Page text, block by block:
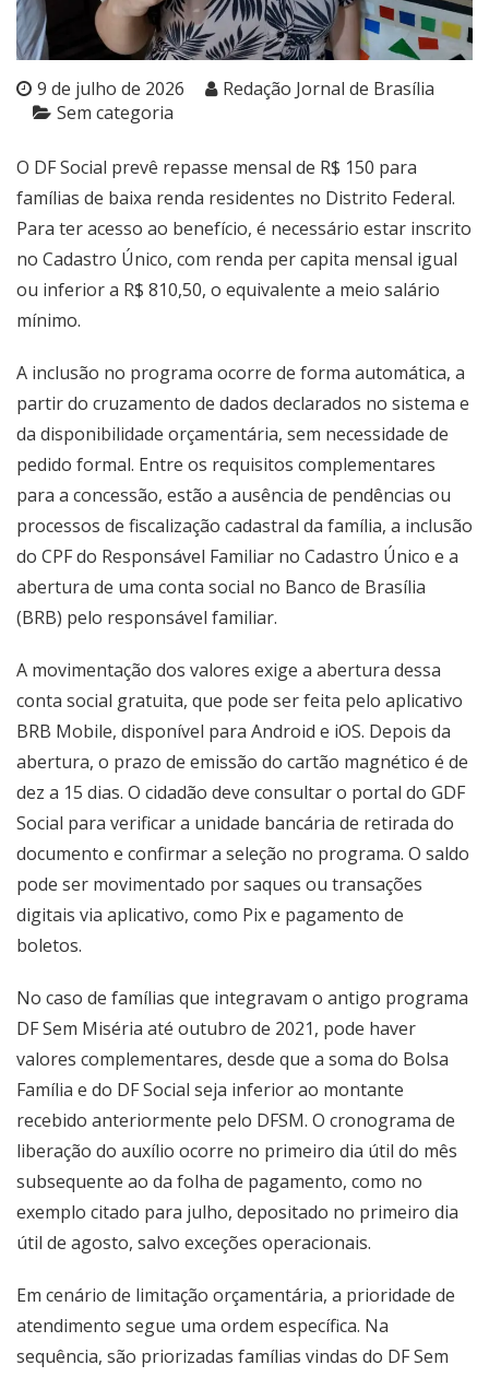
9 de julho de 2026
Redação Jornal de Brasília
Sem categoria
O DF Social prevê repasse mensal de R$ 150 para
famílias de baixa renda residentes no Distrito Federal.
Para ter acesso ao benefício, é necessário estar inscrito
no Cadastro Único, com renda per capita mensal igual
ou inferior a R$ 810,50, o equivalente a meio salário
mínimo.
A inclusão no programa ocorre de forma automática, a
partir do cruzamento de dados declarados no sistema e
da disponibilidade orçamentária, sem necessidade de
pedido formal. Entre os requisitos complementares
para a concessão, estão a ausência de pendências ou
processos de fiscalização cadastral da família, a inclusão
do CPF do Responsável Familiar no Cadastro Único e a
abertura de uma conta social no Banco de Brasília
(BRB) pelo responsável familiar.
A movimentação dos valores exige a abertura dessa
conta social gratuita, que pode ser feita pelo aplicativo
BRB Mobile, disponível para Android e iOS. Depois da
abertura, o prazo de emissão do cartão magnético é de
dez a 15 dias. O cidadão deve consultar o portal do GDF
Social para verificar a unidade bancária de retirada do
documento e confirmar a seleção no programa. O saldo
pode ser movimentado por saques ou transações
digitais via aplicativo, como Pix e pagamento de
boletos.
No caso de famílias que integravam o antigo programa
DF Sem Miséria até outubro de 2021, pode haver
valores complementares, desde que a soma do Bolsa
Família e do DF Social seja inferior ao montante
recebido anteriormente pelo DFSM. O cronograma de
liberação do auxílio ocorre no primeiro dia útil do mês
subsequente ao da folha de pagamento, como no
exemplo citado para julho, depositado no primeiro dia
útil de agosto, salvo exceções operacionais.
Em cenário de limitação orçamentária, a prioridade de
atendimento segue uma ordem específica. Na
sequência, são priorizadas famílias vindas do DF Sem